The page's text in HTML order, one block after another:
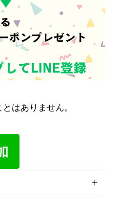
はありません。